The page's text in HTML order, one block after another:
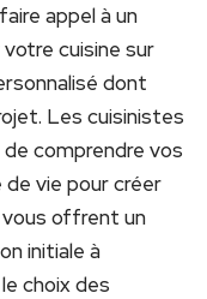
appel à un
cuisine sur
dont
Les cuisinistes
comprendre vos
vie pour créer
vous offrent un
initiale à
choix des